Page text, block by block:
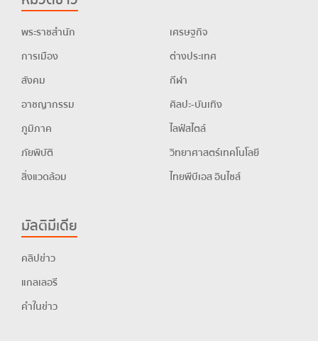
พระราชสำนัก
การเมือง
สังคม
อาชญากรรม
ภูมิภาค
ภัยพิบัติ
สิ่งแวดล้อม
เศรษฐกิจ
ต่างประเทศ
กีฬา
ศิลปะ-บันเทิง
ไลฟ์สไตล์
วิทยาศาสตร์เทคโนโลยี
ไทยพีบีเอส อินไซส์
มัลติมีเดีย
คลิปข่าว
แกลเลอรี
คำในข่าว